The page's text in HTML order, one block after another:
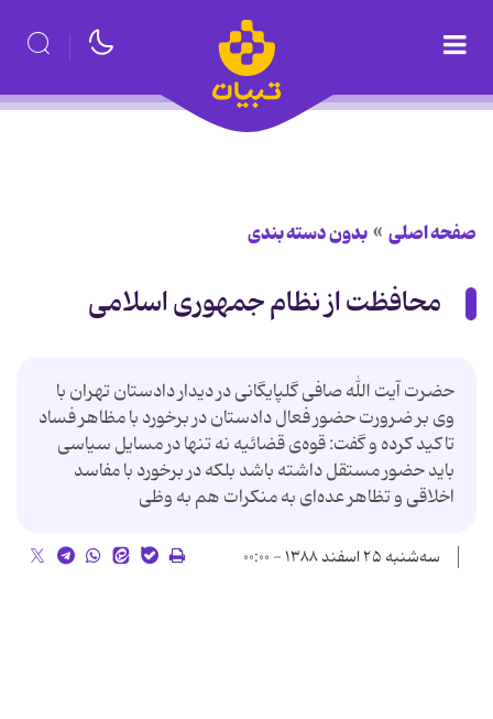
صفحه اصلی بدون دسته بندی
محافظت از نظام جمهوری اسلامی
حضرت آیت الله صافی گلپایگانی در دیدار دادستان تهران با
وی بر ضرورت حضور فعال دادستان در برخورد با مظاهر فساد
تاکید کرده و گفت: قوه‌ی قضائیه نه تنها در مسایل سیاسی
باید حضور مستقل داشته باشد بلکه در برخورد با مفاسد
اخلاقی و تظاهر عده‌ای به منکرات هم به وظی
سه‌شنبه ۲۵ اسفند ۱۳۸۸ - ۰۰:۰۰